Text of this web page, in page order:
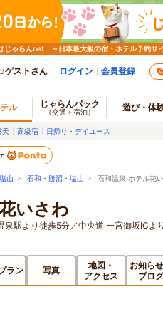
じゃらんnet ～日本最大級の宿・ホテル予約サ
ゲストさん ログイン 会員登録
ル じゃらんパック
（交通＋宿泊） 遊び・体
天 高級宿 日帰り・デイユース
山 > 石和・勝沼・塩山 > 石和温泉 ホテル花
いさわ
泉駅より徒歩5分／中央道 一宮御坂IC
ラン 写真
地図・
アクセス
お知ら
ブログ